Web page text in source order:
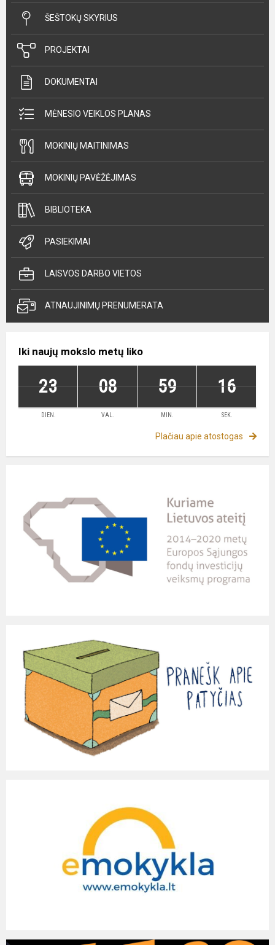
ŠEŠTOKŲ SKYRIUS
PROJEKTAI
DOKUMENTAI
MĖNESIO VEIKLOS PLANAS
MOKINIŲ MAITINIMAS
MOKINIŲ PAVĖŽĖJIMAS
BIBLIOTEKA
PASIEKIMAI
LAISVOS DARBO VIETOS
ATNAUJINIMŲ PRENUMERATA
Iki naujų mokslo metų liko
23 08 59 15
DIEN. VAL. MIN. SEK.
Plačiau apie atostogas